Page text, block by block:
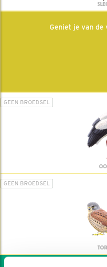
Geniet je van de
GEEN BROEDSEL
GEEN BROEDSEL